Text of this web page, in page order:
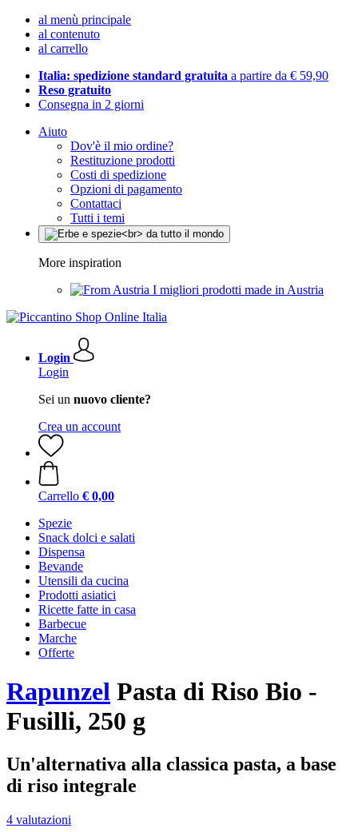
al menù principale
al contenuto
al carrello
Italia: spedizione standard gratuita a partire da € 59,90
Reso gratuito
Consegna in 2 giorni
Aiuto
Dov'è il mio ordine?
Restituzione prodotti
Costi di spedizione
Opzioni di pagamento
Contattaci
Tutti i temi
More inspiration
I migliori prodotti made in Austria
Login
Login
Sei un nuovo cliente?
Crea un account
Carrello € 0,00
Spezie
Snack dolci e salati
Dispensa
Bevande
Utensili da cucina
Prodotti asiatici
Ricette fatte in casa
Barbecue
Marche
Offerte
Rapunzel Pasta di Riso Bio -
Fusilli, 250 g
Un'alternativa alla classica pasta, a base
di riso integrale
4 valutazioni